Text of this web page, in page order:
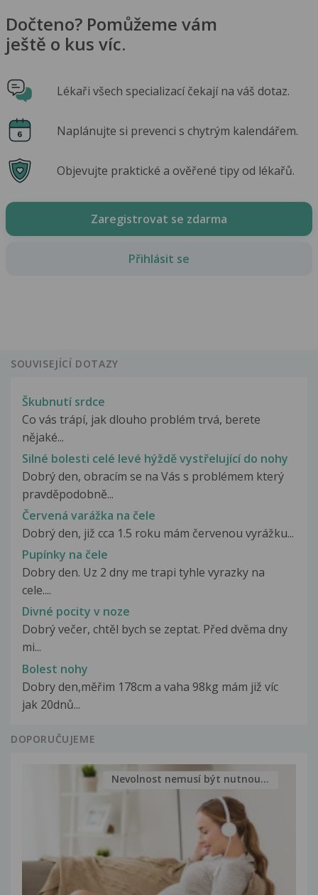
Dočteno? Pomůžeme vám
ještě o kus víc.
Lékaři všech specializací čekají na váš dotaz.
Naplánujte si prevenci s chytrým kalendářem.
Objevujte praktické a ověřené tipy od lékařů.
Zaregistrovat se zdarma
Přihlásit se
SOUVISEJÍCÍ DOTAZY
Škubnutí srdce
Co vás trápí, jak dlouho problém trvá, berete
nějaké...
Silné bolesti celé levé hýždě vystřelující do nohy
Dobrý den, obracím se na Vás s problémem který
pravděpodobně...
Červená varážka na čele
Dobrý den, již cca 1.5 roku mám červenou vyrážku...
Pupínky na čele
Dobry den. Uz 2 dny me trapi tyhle vyrazky na
cele....
Divné pocity v noze
Dobrý večer, chtěl bych se zeptat. Před dvěma dny
mi...
Bolest nohy
Dobry den,měřim 178cm a vaha 98kg mám již víc
jak 20dnů...
DOPORUČUJEME
Nevolnost nemusí být nutnou...